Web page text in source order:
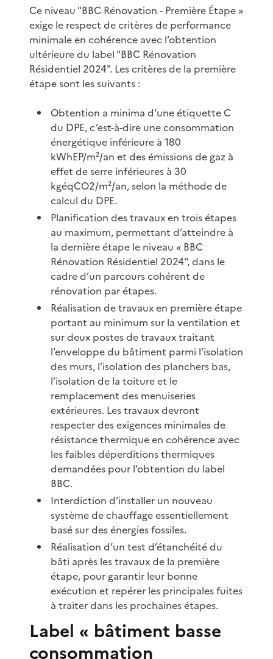
Ce niveau "BBC Rénovation - Première Étape »
exige le respect de critères de performance
minimale en cohérence avec l’obtention
ultérieure du label "BBC Rénovation
Résidentiel 2024". Les critères de la première
étape sont les suivants :
Obtention a minima d’une étiquette C
du DPE, c’est-à-dire une consommation
énergétique inférieure à 180
kWhEP/m²/an et des émissions de gaz à
effet de serre inférieures à 30
kgéqCO2/m²/an, selon la méthode de
calcul du DPE.
Planification des travaux en trois étapes
au maximum, permettant d’atteindre à
la dernière étape le niveau « BBC
Rénovation Résidentiel 2024", dans le
cadre d’un parcours cohérent de
rénovation par étapes.
Réalisation de travaux en première étape
portant au minimum sur la ventilation et
sur deux postes de travaux traitant
l’enveloppe du bâtiment parmi l’isolation
des murs, l’isolation des planchers bas,
l’isolation de la toiture et le
remplacement des menuiseries
extérieures. Les travaux devront
respecter des exigences minimales de
résistance thermique en cohérence avec
les faibles déperditions thermiques
demandées pour l’obtention du label
BBC.
Interdiction d’installer un nouveau
système de chauffage essentiellement
basé sur des énergies fossiles.
Réalisation d’un test d’étanchéité du
bâti après les travaux de la première
étape, pour garantir leur bonne
exécution et repérer les principales fuites
à traiter dans les prochaines étapes.
Label « bâtiment basse
consommation